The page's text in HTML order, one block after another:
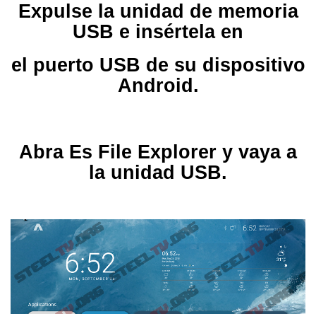
Expulse la unidad de memoria
USB e insértela en
el puerto USB de su dispositivo
Android.
Abra Es File Explorer y vaya a
la unidad USB.